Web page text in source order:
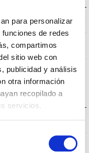
para personalizar
de redes
compartimos
sitio web con
publicidad y análisis
otra información
recopilado a
servicios.